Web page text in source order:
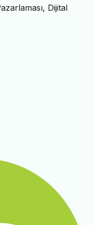
Dijital